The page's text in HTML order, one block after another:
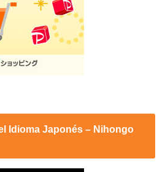
Idioma Japonés – Nihongo